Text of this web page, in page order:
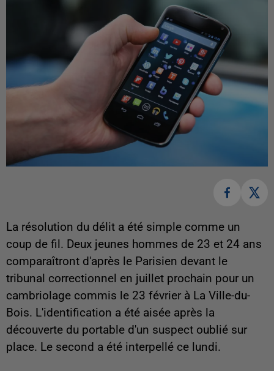
La résolution du délit a été simple comme un
coup de fil. Deux jeunes hommes de 23 et 24 ans
comparaîtront d'après le Parisien devant le
tribunal correctionnel en juillet prochain pour un
cambriolage commis le 23 février à La Ville-du-
Bois. L'identification a été aisée après la
découverte du portable d'un suspect oublié sur
place. Le second a été interpellé ce lundi.